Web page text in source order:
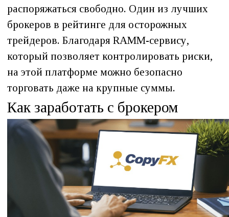
распоряжаться свободно. Один из лучших
брокеров в рейтинге для осторожных
трейдеров. Благодаря RAMM-сервису,
который позволяет контролировать риски,
на этой платформе можно безопасно
торговать даже на крупные суммы.
Как заработать с брокером